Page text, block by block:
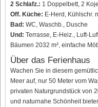
2 Schlafz.: 1 Doppelbett, 2
Off. Küche: E-Herd, Kühlschr.
Bad: WC, Waschb., Dusche
Und: Terrasse, E-Heiz., Luft-
Bäumen 2032 m², einfache
Über das Ferienhaus
Wachen Sie in diesem
Meer auf, nur 50 Meter vom
privaten Naturgrundstück von
und naturnahe Schönheit